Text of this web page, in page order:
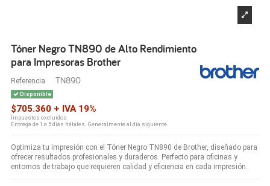
Tóner Negro TN890 de Alto Rendimiento
para Impresoras Brother
Referencia TN890
Disponible
$705.360 + IVA 19%
Impuestos excluidos
Entrega de 1 a 5 días hábiles. Generalmente al día siguiente.
Optimiza tu impresión con el Tóner Negro TN890 de Brother, diseñado para
ofrecer resultados profesionales y duraderos. Perfecto para oficinas y
entornos de trabajo que requieren calidad y eficiencia en cada impresión.